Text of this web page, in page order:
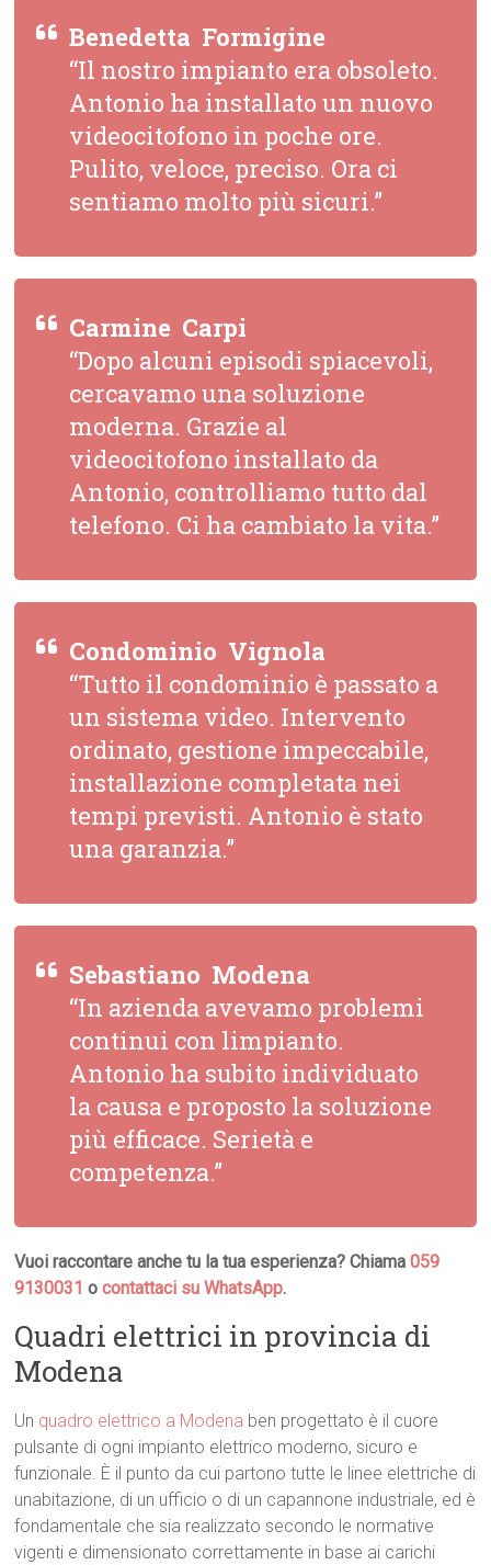
Benedetta  Formigine
“Il nostro impianto era obsoleto.
Antonio ha installato un nuovo
videocitofono in poche ore.
Pulito, veloce, preciso. Ora ci
sentiamo molto più sicuri.”
Carmine  Carpi
“Dopo alcuni episodi spiacevoli,
cercavamo una soluzione
moderna. Grazie al
videocitofono installato da
Antonio, controlliamo tutto dal
telefono. Ci ha cambiato la vita.”
Condominio  Vignola
“Tutto il condominio è passato a
un sistema video. Intervento
ordinato, gestione impeccabile,
installazione completata nei
tempi previsti. Antonio è stato
una garanzia.”
Sebastiano  Modena
“In azienda avevamo problemi
continui con limpianto.
Antonio ha subito individuato
la causa e proposto la soluzione
più efficace. Serietà e
competenza.”
Vuoi raccontare anche tu la tua esperienza? Chiama059
9130031 ocontattaci su WhatsApp.
Quadri elettrici in provincia di
Modena
Un quadro elettrico a Modena ben progettato è il cuore
pulsante di ogni impianto elettrico moderno, sicuro e
funzionale. È il punto da cui partono tutte le linee elettriche di
unabitazione, di un ufficio o di un capannone industriale, ed è
fondamentale che sia realizzato secondo le normative
vigenti e dimensionato correttamente in base ai carichi